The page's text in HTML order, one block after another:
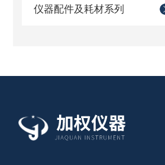
仪器配件及耗材系列